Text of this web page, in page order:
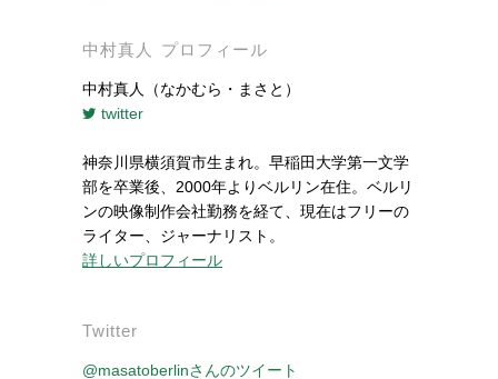
中村真人 プロフィール
中村真人（なかむら・まさと）
twitter
神奈川県横須賀市生まれ。早稲田大学第一文学
部を卒業後、2000年よりベルリン在住。ベルリ
ンの映像制作会社勤務を経て、現在はフリーの
ライター、ジャーナリスト。
詳しいプロフィール
Twitter
@masatoberlinさんのツイート